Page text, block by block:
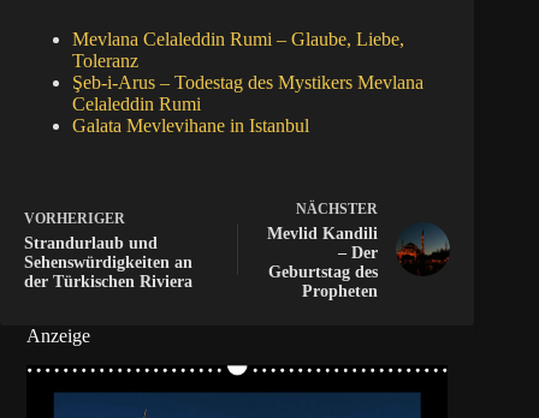
Mevlana Celaleddin Rumi – Glaube, Liebe,
Toleranz
Şeb-i-Arus – Todestag des Mystikers Mevlana
Celaleddin Rumi
Galata Mevlevihane in Istanbul
VORHERIGER
Strandurlaub und
Sehenswürdigkeiten an
der Türkischen Riviera
NÄCHSTER
Mevlid Kandili
– Der
Geburtstag des
Propheten
Anzeige